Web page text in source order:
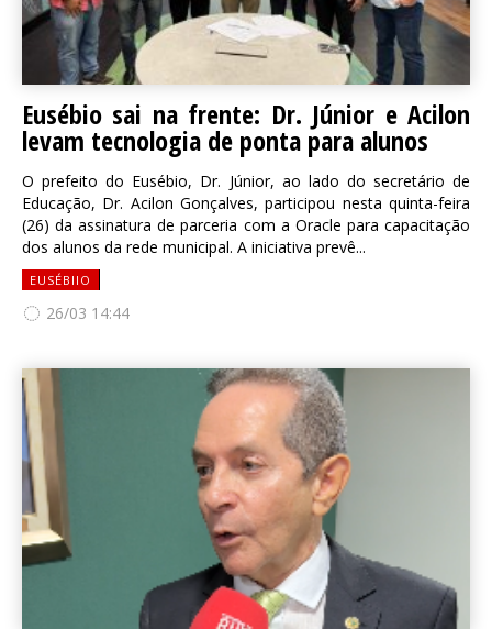
Eusébio sai na frente: Dr. Júnior e Acilon
levam tecnologia de ponta para alunos
O prefeito do Eusébio, Dr. Júnior, ao lado do secretário de
Educação, Dr. Acilon Gonçalves, participou nesta quinta-feira
(26) da assinatura de parceria com a Oracle para capacitação
dos alunos da rede municipal. A iniciativa prevê...
EUSÉBIIO
26/03 14:44